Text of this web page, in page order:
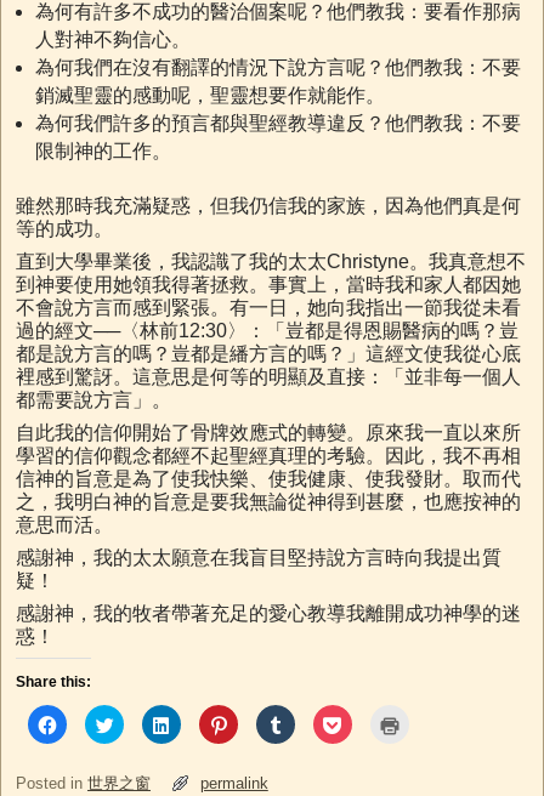
為何有許多不成功的醫治個案呢？他們教我：要看作那病
人對神不夠信心。
為何我們在沒有翻譯的情況下說方言呢？他們教我：不要
銷滅聖靈的感動呢，聖靈想要作就能作。
為何我們許多的預言都與聖經教導違反？他們教我：不要
限制神的工作。
雖然那時我充滿疑惑，但我仍信我的家族，因為他們真是何
等的成功。
直到大學畢業後，我認識了我的太太Christyne。我真意想不
到神要使用她領我得著拯救。事實上，當時我和家人都因她
不會說方言而感到緊張。有一日，她向我指出一節我從未看
過的經文──〈林前12:30〉：「豈都是得恩賜醫病的嗎？豈
都是說方言的嗎？豈都是繙方言的嗎？」這經文使我從心底
裡感到驚訝。這意思是何等的明顯及直接：「並非每一個人
都需要說方言」。
自此我的信仰開始了骨牌效應式的轉變。原來我一直以來所
學習的信仰觀念都經不起聖經真理的考驗。因此，我不再相
信神的旨意是為了使我快樂、使我健康、使我發財。取而代
之，我明白神的旨意是要我無論從神得到甚麼，也應按神的
意思而活。
感謝神，我的太太願意在我盲目堅持說方言時向我提出質
疑！
感謝神，我的牧者帶著充足的愛心教導我離開成功神學的迷
惑！
Share this:
C
l
k
C
l
k
C
l
k
C
l
k
C
l
C
l
Posted in 世界之窗 permalink